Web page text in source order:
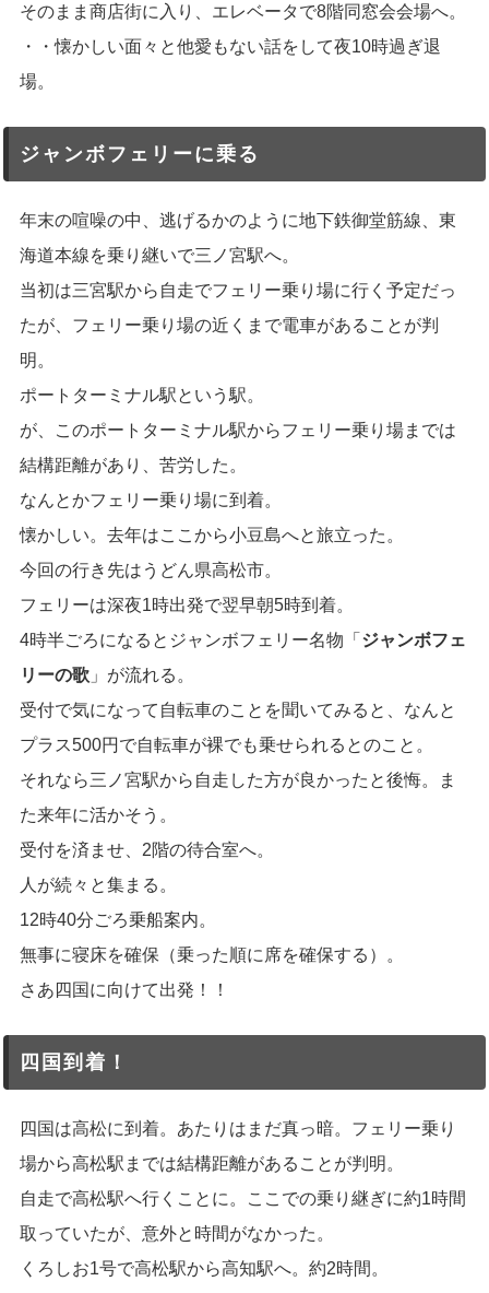
そのまま商店街に入り、エレベータで8階同窓会会場へ。
・・懐かしい面々と他愛もない話をして夜10時過ぎ退
場。
ジャンボフェリーに乗る
年末の喧噪の中、逃げるかのように地下鉄御堂筋線、東
海道本線を乗り継いで三ノ宮駅へ。
当初は三宮駅から自走でフェリー乗り場に行く予定だっ
たが、フェリー乗り場の近くまで電車があることが判
明。
ポートターミナル駅という駅。
が、このポートターミナル駅からフェリー乗り場までは
結構距離があり、苦労した。
なんとかフェリー乗り場に到着。
懐かしい。去年はここから小豆島へと旅立った。
今回の行き先はうどん県高松市。
フェリーは深夜1時出発で翌早朝5時到着。
4時半ごろになるとジャンボフェリー名物「 ジャンボフェ
リーの歌 」が流れる。
受付で気になって自転車のことを聞いてみると、なんと
プラス500円で自転車が裸でも乗せられるとのこと。
それなら三ノ宮駅から自走した方が良かったと後悔。ま
た来年に活かそう。
受付を済ませ、2階の待合室へ。
人が続々と集まる。
12時40分ごろ乗船案内。
無事に寝床を確保（乗った順に席を確保する）。
さあ四国に向けて出発！！
四国到着！
四国は高松に到着。あたりはまだ真っ暗。フェリー乗り
場から高松駅までは結構距離があることが判明。
自走で高松駅へ行くことに。ここでの乗り継ぎに約1時間
取っていたが、意外と時間がなかった。
くろしお1号で高松駅から高知駅へ。約2時間。